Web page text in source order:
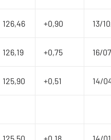
​126,46 ​+0,90 ​13/
​126,19 ​+0,75 ​16/
​125,90 ​​+0,51 ​14/